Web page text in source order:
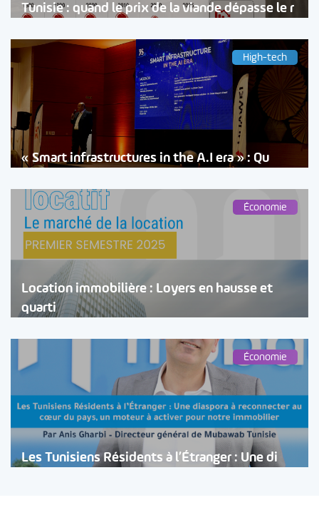
Tunisie : quand le prix de la viande dépasse le r
High-tech
« Smart infrastructures in the A.I era » : Qu
Économie
Location immobilière : Loyers en hausse et
quarti
Économie
Les Tunisiens Résidents à l’Étranger : Une di